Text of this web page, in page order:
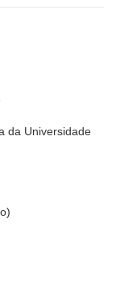
da Universidade